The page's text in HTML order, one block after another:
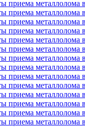
приема металлолома
приема металлолома
приема металлолома
приема металлолома
приема металлолома
приема металлолома
приема металлолома
приема металлолома
приема металлолома
приема металлолома
приема металлолома
приема металлолома
приема металлолома
приема металлолома